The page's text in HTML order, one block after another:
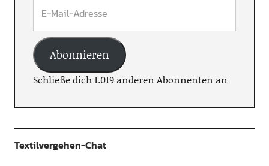
Abonnieren
Schließe dich 1.019 anderen Abonnenten an
Textilvergehen-Chat